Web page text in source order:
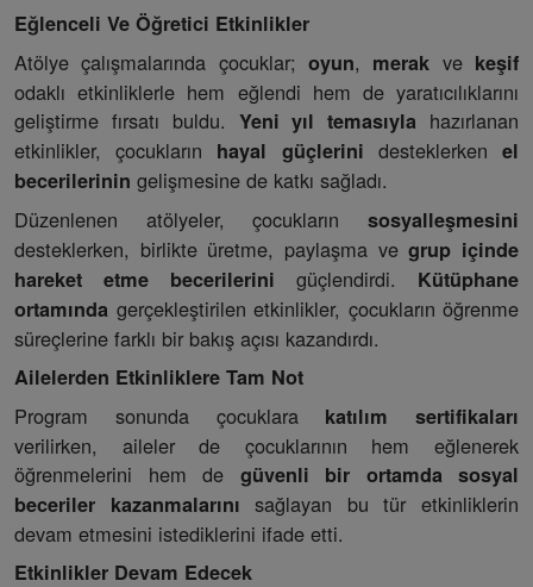
Eğlenceli Ve Öğretici Etkinlikler
Atölye çalışmalarında çocuklar; oyun, merak ve keşif
odaklı etkinliklerle hem eğlendi hem de yaratıcılıklarını
geliştirme fırsatı buldu. Yeni yıl temasıyla hazırlanan
etkinlikler, çocukların hayal güçlerini desteklerkenel
becerilerinin gelişmesine de katkı sağladı.
Düzenlenen atölyeler, çocukların sosyalleşmesini
desteklerken, birlikte üretme, paylaşma vegrup içinde
hareket etme becerilerini güçlendirdi. Kütüphane
ortamında gerçekleştirilen etkinlikler, çocukların öğrenme
süreçlerine farklı bir bakış açısı kazandırdı.
Ailelerden Etkinliklere Tam Not
Program sonunda çocuklara katılım sertifikaları
verilirken, aileler de çocuklarının hem eğlenerek
öğrenmelerini hem de güvenli bir ortamda sosyal
beceriler kazanmalarını sağlayan bu tür etkinliklerin
devam etmesini istediklerini ifade etti.
Etkinlikler Devam Edecek